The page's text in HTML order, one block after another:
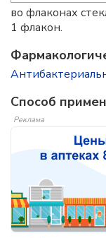
во флаконах
1 флакон.
Способ
Реклама